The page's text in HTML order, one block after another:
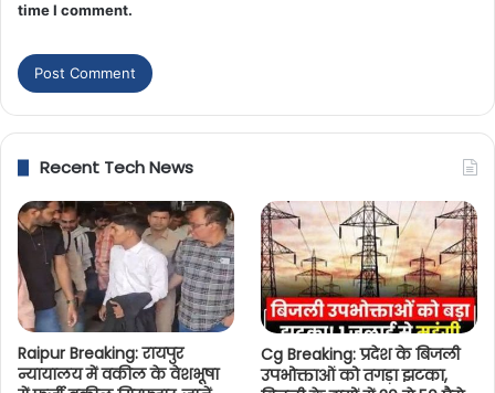
time I comment.
Recent Tech News
Raipur Breaking: रायपुर
न्यायालय में वकील के वेशभूषा
Cg Breaking: प्रदेश के बिजली
उपभोक्ताओं को तगड़ा झटका,